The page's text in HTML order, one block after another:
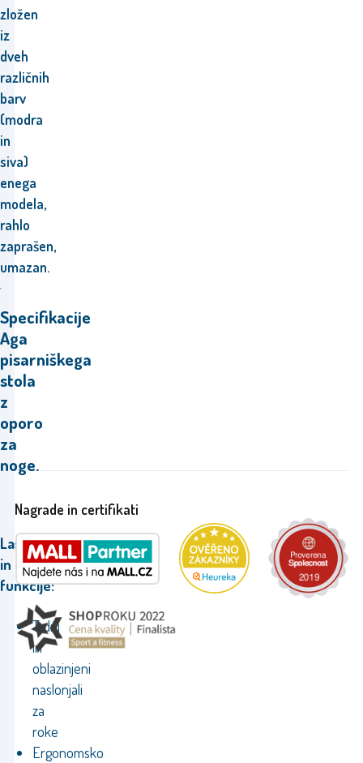
zložen
iz
dveh
različnih
barv
(modra
in
siva)
enega
modela,
rahlo
zaprašen,
umazan.
Specifikacije
Aga
pisarniškega
stola
z
oporo
za
noge.
Lastnosti
in
funkcije:
Trdni
in
oblazinjeni
naslonjali
za
roke
Ergonomsko
Nagrade in certifikati